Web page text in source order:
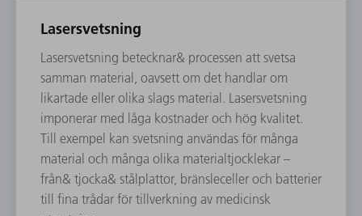
Lasersvetsning
Lasersvetsning betecknar& processen att svetsa
samman material, oavsett om det handlar om
likartade eller olika slags material. Lasersvetsning
imponerar med låga kostnader och hög kvalitet.
Till exempel kan svetsning användas för många
material och många olika materialtjocklekar –
från& tjocka& stålplattor, bränsleceller och batterier
till fina trådar för tillverkning av medicinsk